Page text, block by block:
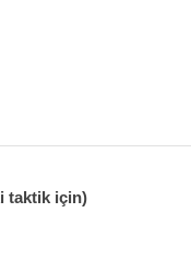
taktik için)